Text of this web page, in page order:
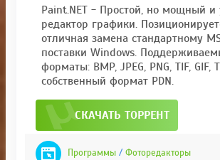
Paint.NET - Простой, но мощный и
редактор графики.
отличная замена стандартному
поставки Windows.
форматы: BMP, JPEG, PNG, TIF, GIF,
собственный формат PDN.
СКАЧАТЬ ТОРРЕНТ
Программы / Фоторедакторы